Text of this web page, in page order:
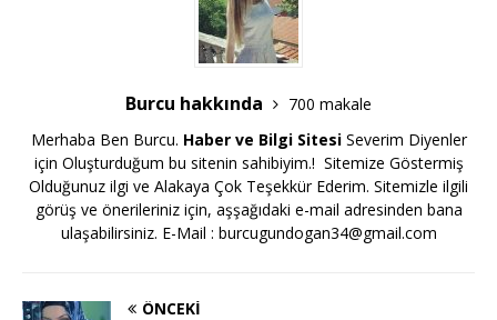
Burcu hakkında
700 makale
Merhaba Ben Burcu. Haber ve Bilgi SitesiSeverim Diyenler
için Oluşturduğum bu sitenin sahibiyim.! Sitemize Göstermiş
Olduğunuz ilgi ve Alakaya Çok Teşekkür Ederim. Sitemizle ilgili
görüş ve önerileriniz için, aşşağıdaki e-mail adresinden bana
ulaşabilirsiniz. E-Mail : burcugundogan34@gmail.com
ÖNCEKI